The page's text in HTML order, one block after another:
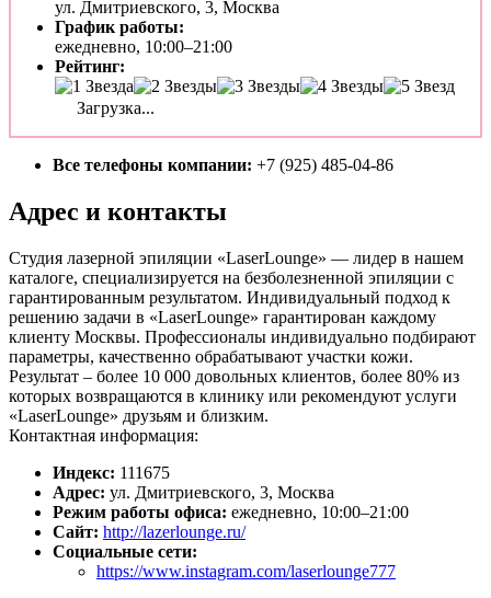
ул. Дмитриевского, 3, Москва
График работы:
ежедневно, 10:00–21:00
Рейтинг:
Загрузка...
Все телефоны компании: +7 (925) 485-04-86
Адрес и контакты
Студия лазерной эпиляции «LaserLounge» — лидер в нашем
каталоге, специализируется на безболезненной эпиляции с
гарантированным результатом. Индивидуальный подход к
решению задачи в «LaserLounge» гарантирован каждому
клиенту Москвы. Профессионалы индивидуально подбирают
параметры, качественно обрабатывают участки кожи.
Результат – более 10 000 довольных клиентов, более 80% из
которых возвращаются в клинику или рекомендуют услуги
«LaserLounge» друзьям и близким.
Контактная информация:
Индекс: 111675
Адрес: ул. Дмитриевского, 3, Москва
Режим работы офиса: ежедневно, 10:00–21:00
Сайт: http://lazerlounge.ru/
Социальные сети:
https://www.instagram.com/laserlounge777